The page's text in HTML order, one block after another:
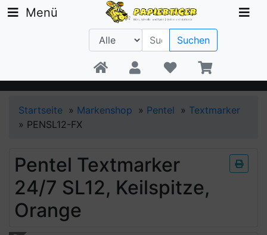
Beratung +49 30 1300 6481
Menü
Suchen
Startseite » Markenshop » Pentel » Textmarker
» PENSL12-FX
Pentel Textmarker
24/7 SL12, Keilspitze,
Orange